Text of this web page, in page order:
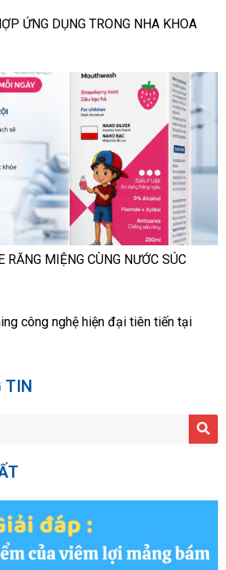
ỨNG DỤNG TRONG NHA KHOA
RĂNG MIỆNG CÙNG NƯỚC SÚC
công nghệ hiện đại tiên tiến tại
TIN